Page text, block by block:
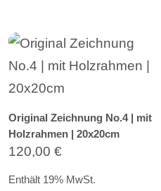
Original Zeichnung No.4 | mit
Holzrahmen | 20x20cm
120,00 €
Enthält 19% MwSt.